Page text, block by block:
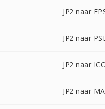
JP2 naar
JP2 naar
JP2 naar ICO
JP2 naar